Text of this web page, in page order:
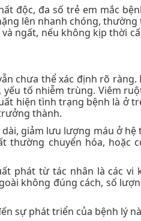
độc, đa số trẻ em mắc
lên nhanh chóng, thường
ngất, nếu không kịp thời
chưa thể xác định rõ ràng.
tố nhiễm trùng. Viêm
hiện tình trạng bệnh là ở
thành.
giảm lưu lượng máu ở hệ
thường chuyển hóa, hoặc
phát từ tác nhân là các vi
không đúng cách, số
sự phát triển của bệnh lý